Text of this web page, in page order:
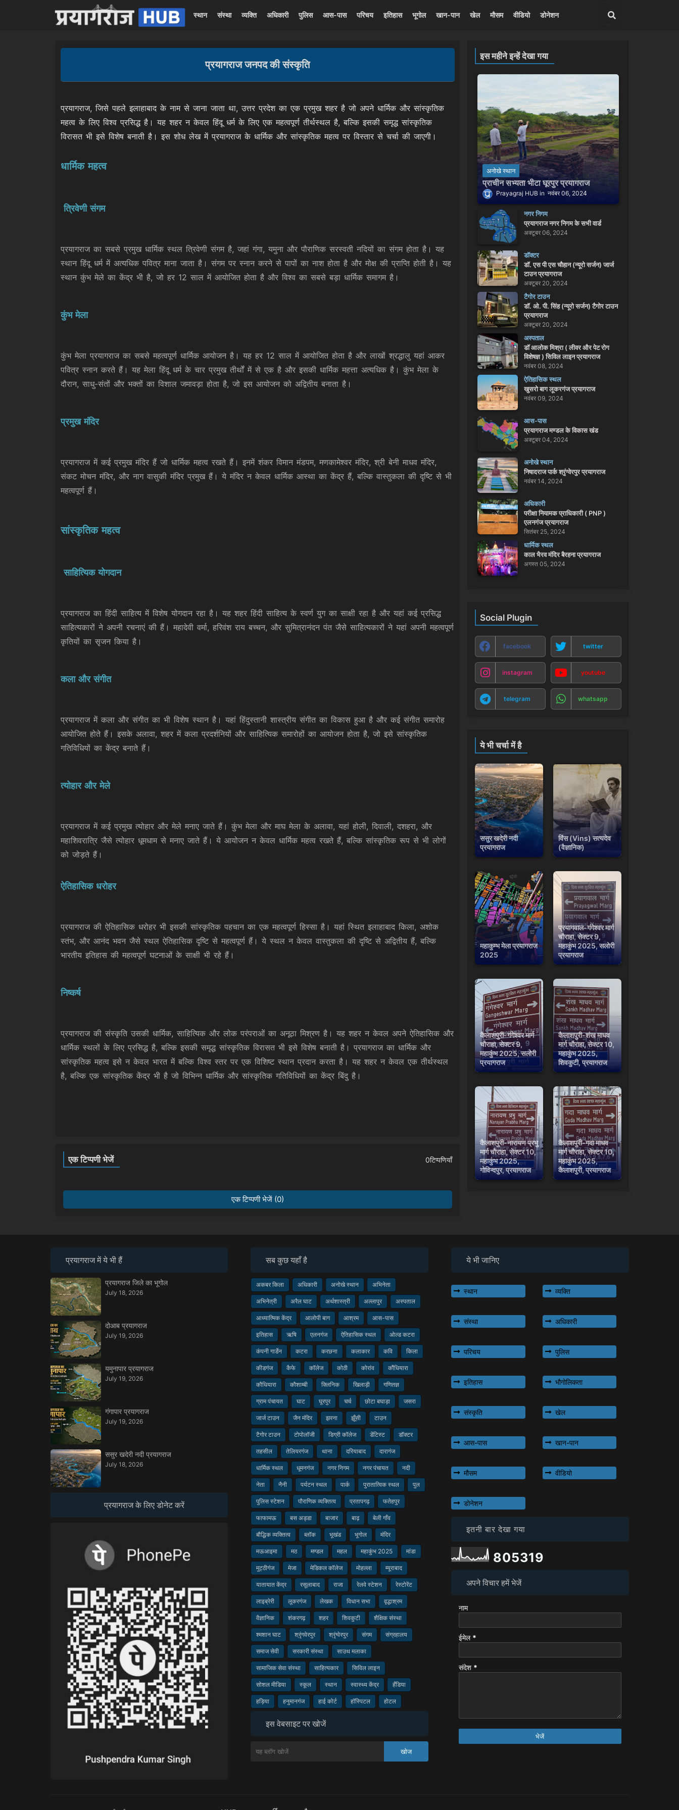
स्थान संस्था व्यक्ति अधिकारी पुलिस आस-पास परिचय इतिहास भूगोल खान-पान खेल मौसम वीडियो डोनेशन
प्रयागराज जनपद की संस्कृति
प्रयागराज, जिसे पहले इलाहाबाद के नाम से जाना जाता था, उत्तर प्रदेश का एक प्रमुख शहर है जो अपने धार्मिक और सांस्कृतिक
महत्व के लिए विश्व प्रसिद्ध है। यह शहर न केवल हिंदू धर्म के लिए एक महत्वपूर्ण तीर्थस्थल है, बल्कि इसकी समृद्ध सांस्कृतिक
विरासत भी इसे विशेष बनाती है। इस शोध लेख में प्रयागराज के धार्मिक और सांस्कृतिक महत्व पर विस्तार से चर्चा की जाएगी।
धार्मिक महत्व
त्रिवेणी संगम
प्रयागराज का सबसे प्रमुख धार्मिक स्थल त्रिवेणी संगम है, जहां गंगा, यमुना और पौराणिक सरस्वती नदियों का संगम होता है। यह
स्थान हिंदू धर्म में अत्यधिक पवित्र माना जाता है। संगम पर स्नान करने से पापों का नाश होता है और मोक्ष की प्राप्ति होती है। यह
स्थान कुंभ मेले का केंद्र भी है, जो हर 12 साल में आयोजित होता है और विश्व का सबसे बड़ा धार्मिक समागम है।
कुंभ मेला
कुंभ मेला प्रयागराज का सबसे महत्वपूर्ण धार्मिक आयोजन है। यह हर 12 साल में आयोजित होता है और लाखों श्रद्धालु यहां आकर
पवित्र स्नान करते हैं। यह मेला हिंदू धर्म के चार प्रमुख तीर्थों में से एक है और इसकी धार्मिक महत्ता अत्यधिक है। कुंभ मेला के
दौरान, साधु-संतों और भक्तों का विशाल जमावड़ा होता है, जो इस आयोजन को अद्वितीय बनाता है।
प्रमुख मंदिर
प्रयागराज में कई प्रमुख मंदिर हैं जो धार्मिक महत्व रखते हैं। इनमें शंकर विमान मंडपम, मणकामेश्वर मंदिर, श्री बेनी माधव मंदिर,
संकट मोचन मंदिर, और नाग वासुकी मंदिर प्रमुख हैं। ये मंदिर न केवल धार्मिक आस्था का केंद्र हैं, बल्कि वास्तुकला की दृष्टि से भी
महत्वपूर्ण हैं।
सांस्कृतिक महत्व
साहित्यिक योगदान
प्रयागराज का हिंदी साहित्य में विशेष योगदान रहा है। यह शहर हिंदी साहित्य के स्वर्ण युग का साक्षी रहा है और यहां कई प्रसिद्ध
साहित्यकारों ने अपनी रचनाएं की हैं। महादेवी वर्मा, हरिवंश राय बच्चन, और सुमित्रानंदन पंत जैसे साहित्यकारों ने यहां अपनी महत्वपूर्ण
कृतियों का सृजन किया है।
कला और संगीत
प्रयागराज में कला और संगीत का भी विशेष स्थान है। यहां हिंदुस्तानी शास्त्रीय संगीत का विकास हुआ है और कई संगीत समारोह
आयोजित होते हैं। इसके अलावा, शहर में कला प्रदर्शनियों और साहित्यिक समारोहों का आयोजन होता है, जो इसे सांस्कृतिक
गतिविधियों का केंद्र बनाते हैं।
त्योहार और मेले
प्रयागराज में कई प्रमुख त्योहार और मेले मनाए जाते हैं। कुंभ मेला और माघ मेला के अलावा, यहां होली, दिवाली, दशहरा, और
महाशिवरात्रि जैसे त्योहार धूमधाम से मनाए जाते हैं। ये आयोजन न केवल धार्मिक महत्व रखते हैं, बल्कि सांस्कृतिक रूप से भी लोगों
को जोड़ते हैं।
ऐतिहासिक धरोहर
प्रयागराज की ऐतिहासिक धरोहर भी इसकी सांस्कृतिक पहचान का एक महत्वपूर्ण हिस्सा है। यहां स्थित इलाहाबाद किला, अशोक
स्तंभ, और आनंद भवन जैसे स्थल ऐतिहासिक दृष्टि से महत्वपूर्ण हैं। ये स्थल न केवल वास्तुकला की दृष्टि से अद्वितीय हैं, बल्कि
भारतीय इतिहास की महत्वपूर्ण घटनाओं के साक्षी भी रहे हैं।
निष्कर्ष
प्रयागराज की संस्कृति उसकी धार्मिक, साहित्यिक और लोक परंपराओं का अनूठा मिश्रण है। यह शहर न केवल अपने ऐतिहासिक और
धार्मिक स्थलों के लिए प्रसिद्ध है, बल्कि इसकी समृद्ध सांस्कृतिक विरासत भी इसे विशेष बनाती है। प्रयागराज का धार्मिक और
सांस्कृतिक महत्व इसे न केवल भारत में बल्कि विश्व स्तर पर एक विशिष्ट स्थान प्रदान करता है। यह शहर न केवल एक तीर्थस्थल
है, बल्कि एक सांस्कृतिक केंद्र भी है जो विभिन्न धार्मिक और सांस्कृतिक गतिविधियों का केंद्र बिंदु है।
एक टिप्पणी भेजें 0टिप्पणियाँ
एक टिप्पणी भेजें (0)
इस महीने इन्हें देखा गया
अनोखे स्थान
प्राचीन सभ्यता भीटा घूरपुर प्रयागराज
Prayagraj HUB नवंबर 06, 2024
नगर निगम
प्रयागराज नगर निगम के सभी वार्ड
अक्टूबर 06, 2024
डॉक्टर
डॉ. एस पी एस चौहान (न्यूरो सर्जन) जार्ज
टाउन प्रयागराज
अक्टूबर 20, 2024
टैगोर टाउन
डॉ. ओ. पी. सिंह (न्यूरो सर्जन) टैगोर टाउन
प्रयागराज
अक्टूबर 20, 2024
अस्पताल
डॉ आलोक मिश्रा ( लीवर और पेट रोग
विशेषज्ञ ) सिविल लाइन प्रयागराज
नवंबर 08, 2024
ऐतिहासिक स्थल
खुसरो बाग लूकरगंज प्रयागराज
नवंबर 09, 2024
आस-पास
प्रयागराज मण्डल के विकास खंड
अक्टूबर 04, 2024
अनोखे स्थान
निषादराज पार्क श्रृंग्वेरपुर प्रयागराज
नवंबर 14, 2024
अधिकारी
परीक्षा नियामक प्राधिकारी ( PNP )
एलनगंज प्रयागराज
सितंबर 25, 2024
धार्मिक स्थल
काल भैरव मंदिर बैरहना प्रयागराज
अगस्त 05, 2024
Social Plugin
facebook twitter
instagram youtube
telegram whatsapp
ये भी चर्चा में है
ससुर खदेरी नदी
प्रयागराज
विंस (Vins) सत्यदेव
(वैज्ञानिक)
महाकुम्भ मेला प्रयागराज
2025
प्रयागवाल-गंगेश्वर मार्ग
चौराहा, सेक्टर 9,
महाकुंभ 2025, सलोरी
प्रयागराज
कैलाशपुरी-गंगेश्वर मार्ग
चौराहा, सेक्टर 9,
महाकुंभ 2025, सलोरी
प्रयागराज
कैलाशपुरी-शंख माधव
मार्ग चौराहा, सेक्टर 10,
महाकुंभ 2025,
शिवकुटी, प्रयागराज
कैलाशपुरी-नारायण प्रभु
मार्ग चौराहा, सेक्टर 10,
महाकुंभ 2025,
गोविन्दपुर, प्रयागराज
कैलाशपुरी-गदा माधव
मार्ग चौराहा, सेक्टर 10,
महाकुंभ 2025,
कैलाशपुरी, प्रयागराज
प्रयागराज में ये भी हैं
प्रयागराज जिले का भूगोल
July 18, 2026
दोआब प्रयागराज
July 19, 2026
यमुनापार प्रयागराज
July 19, 2026
गंगापार प्रयागराज
July 19, 2026
ससुर खदेरी नदी प्रयागराज
July 18, 2026
प्रयागराज के लिए डोनेट करें
सब कुछ यहाँ है
अकबर किला अधिकारी अनोखे स्थान अभिनेता
अभिनेत्री अरैल घाट अर्थशास्त्री अल्लापुर अस्पताल
आध्यात्मिक केंद्र आलोपी बाग आश्रम आस-पास
इतिहास ऋषि एलनगंज ऐतिहासिक स्थल ओल्ड कटरा
कंपनी गार्डेन कटरा करछना कलाकार कवि किला
कीडगंज कैफे कॉलेज कोठी कोरांव कौंधियारा
कौधियारा कौशाम्बी क्लिनिक खिलाड़ी गणितज्ञ
ग्राम पंचायत घाट घूरपुर चर्च छोटा बघाड़ा जसरा
जार्ज टाउन जैन मंदिर झरना झूँसी टाउन
टैगोर टाउन टोपोलॉजी डिग्री कॉलेज डेंटिस्ट डॉक्टर
तहसील तेलियरगंज थाना दरियाबाद दारागंज
धार्मिक स्थल धूमनगंज नगर निगम नगर पंचायत नदी
नेता नैनी पर्यटन स्थल पार्क पुरातात्विक स्थल पुल
पुलिस स्टेशन पौराणिक व्यक्तित्व प्रतापगढ़ फतेहपुर
फाफामऊ बस अड्डा बाजार बाढ़ बेली गाँव
बौद्धिक व्यक्तित्व ब्लॉक भूखंड भूगोल मंदिर
मऊआइमा मठ मण्डल महल महाकुंभ 2025 मांडा
मुट्ठीगंज मेजा मेडिकल कॉलेज मोहल्ला म्यूराबाद
यातायात केंद्र रसूलाबाद राजा रेलवे स्टेशन रेस्टोरेंट
लाइब्रेरी लूकरगंज लेखक विधान सभा वृद्धाश्रम
वैज्ञानिक शंकरगढ़ शहर शिवकुटी शैक्षिक संस्था
श्मशान घाट श्रृंगवेरपुर श्रृंग्वेरपुर संगम संग्रहालय
समाज सेवी सरकारी संस्था साउथ मलाका
सामाजिक सेवा संस्था साहित्यकार सिविल लाइन
सोशल मीडिया स्कूल स्थान स्वास्थ्य केंद्र हँडिया
हड़िया हनुमानगंज हाई कोर्ट हॉस्पिटल होटल
इस वेबसाइट पर खोजें
ये भी जानिए
स्थान व्यक्ति
संस्था अधिकारी
परिचय पुलिस
इतिहास भौगोलिकता
संस्कृति खेल
आस-पास खान-पान
मौसम वीडियो
डोनेशन
इतनी बार देखा गया
805319
अपने विचार हमें भेजें
नाम
ईमेल *
संदेश *